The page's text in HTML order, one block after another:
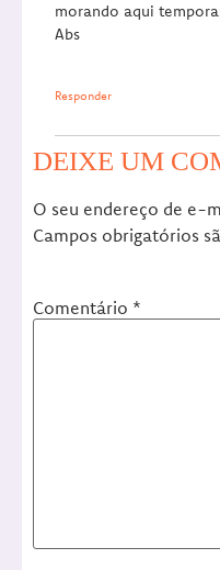
morando aqui
Abs
Responder
DEIXE UM
O seu endereço de e-
Campos obrigatórios
Comentário *